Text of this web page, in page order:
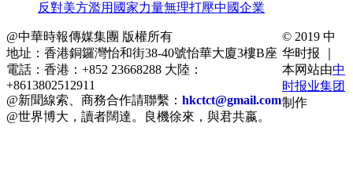
反對美方濫用國家力量無理打壓中國企業
@中華時報傳媒集團 版權所有
地址：香港銅鑼灣怡和街38-40號怡華大廈3樓B座
電話：香港：+852 23668288 大陸：
+8613802512911
@新聞線索、商務合作請聯繫： hkctct@gmail.com
@世界博大，讀者闊達。良機徐來，與君共嬴。
© 2019 中
华时报 ｜
本网站由中
时报业集团
制作